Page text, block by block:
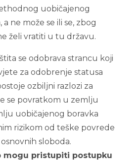
uobičajenog
ne može se ili se, zbog
želi vratiti u tu državu.
se odobrava strancu koji
za odobrenje statusa
ozbiljni razlozi za
se povratkom u zemlju
uobičajenog boravka
rizikom od teške povrede
sloboda.
mogu pristupiti postupku